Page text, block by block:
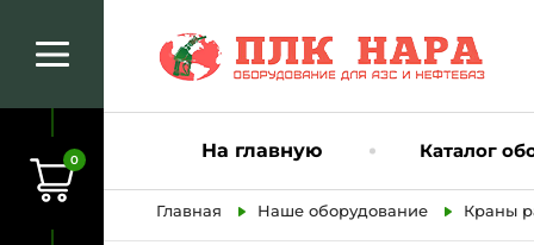
На главную Каталог
0
Главная Наше оборудование Краны